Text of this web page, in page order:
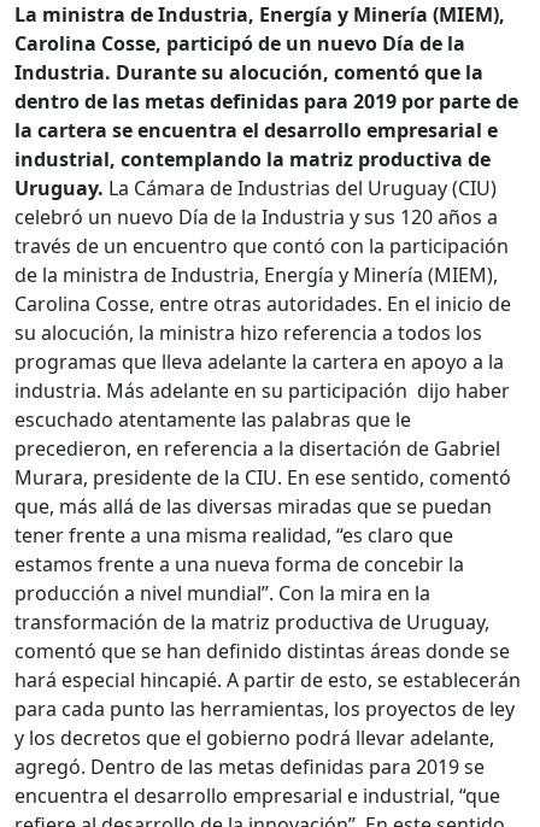
La ministra de Industria, Energía y Minería (MIEM),
Carolina Cosse, participó de un nuevo Día de la
Industria. Durante su alocución, comentó que la
dentro de las metas definidas para 2019 por parte de
la cartera se encuentra el desarrollo empresarial e
industrial, contemplando la matriz productiva de
Uruguay. La Cámara de Industrias del Uruguay (CIU)
celebró un nuevo Día de la Industria y sus 120 años a
través de un encuentro que contó con la participación
de la ministra de Industria, Energía y Minería (MIEM),
Carolina Cosse, entre otras autoridades. En el inicio de
su alocución, la ministra hizo referencia a todos los
programas que lleva adelante la cartera en apoyo a la
industria. Más adelante en su participación dijo haber
escuchado atentamente las palabras que le
precedieron, en referencia a la disertación de Gabriel
Murara, presidente de la CIU. En ese sentido, comentó
que, más allá de las diversas miradas que se puedan
tener frente a una misma realidad, “es claro que
estamos frente a una nueva forma de concebir la
producción a nivel mundial”. Con la mira en la
transformación de la matriz productiva de Uruguay,
comentó que se han definido distintas áreas donde se
hará especial hincapié. A partir de esto, se establecerán
para cada punto las herramientas, los proyectos de ley
y los decretos que el gobierno podrá llevar adelante,
agregó. Dentro de las metas definidas para 2019 se
encuentra el desarrollo empresarial e industrial, “que